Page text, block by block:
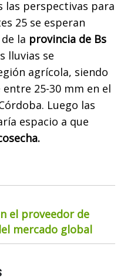
las perspectivas para
25 se esperan
la provincia de Bs
lluvias se
agrícola, siendo
25-30 mm en el
Luego las
espacio a que
el proveedor de
mercado global